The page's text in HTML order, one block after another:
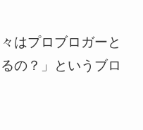
はプロブロガーと
の？」というブロ